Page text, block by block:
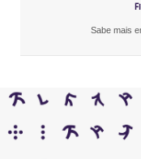
Sabe mais